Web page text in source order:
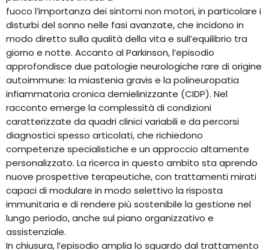
fuoco l’importanza dei sintomi non motori, in particolare i
disturbi del sonno nelle fasi avanzate, che incidono in
modo diretto sulla qualità della vita e sull’equilibrio tra
giorno e notte. Accanto al Parkinson, l’episodio
approfondisce due patologie neurologiche rare di origine
autoimmune: la miastenia gravis e la polineuropatia
infiammatoria cronica demielinizzante (CIDP). Nel
racconto emerge la complessità di condizioni
caratterizzate da quadri clinici variabili e da percorsi
diagnostici spesso articolati, che richiedono
competenze specialistiche e un approccio altamente
personalizzato. La ricerca in questo ambito sta aprendo
nuove prospettive terapeutiche, con trattamenti mirati
capaci di modulare in modo selettivo la risposta
immunitaria e di rendere più sostenibile la gestione nel
lungo periodo, anche sul piano organizzativo e
assistenziale.
In chiusura, l’episodio amplia lo sguardo dal trattamento